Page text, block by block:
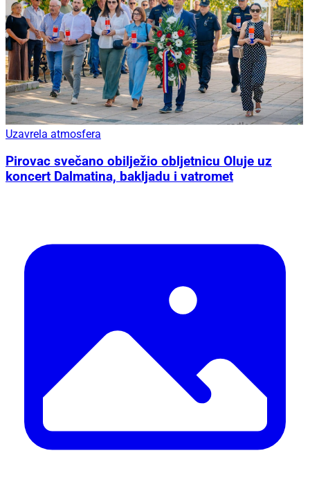
Uzavrela atmosfera
Pirovac svečano obilježio obljetnicu Oluje uz
koncert Dalmatina, bakljadu i vatromet